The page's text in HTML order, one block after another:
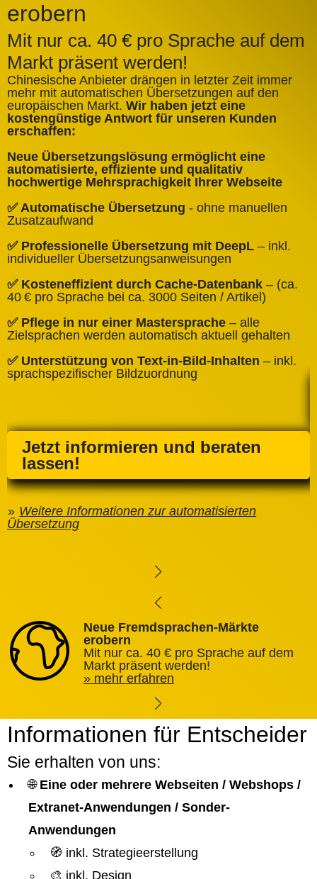
erobern
Mit nur ca. 40 € pro Sprache auf dem
Markt präsent werden!
Chinesische Anbieter drängen in letzter Zeit immer
mehr mit automatischen Übersetzungen auf den
europäischen Markt. Wir haben jetzt eine
kostengünstige Antwort für unseren Kunden
erschaffen:
Neue Übersetzungslösung ermöglicht eine
automatisierte, effiziente und qualitativ
hochwertige Mehrsprachigkeit Ihrer Webseite
✅ Automatische Übersetzung - ohne manuellen
Zusatzaufwand
✅ Professionelle Übersetzung mit DeepL – inkl.
individueller Übersetzungsanweisungen
✅ Kosteneffizient durch Cache‑Datenbank – (ca.
40 € pro Sprache bei ca. 3000 Seiten / Artikel)
✅ Pflege in nur einer Mastersprache – alle
Zielsprachen werden automatisch aktuell gehalten
✅ Unterstützung von Text‑in‑Bild‑Inhalten – inkl.
sprachspezifischer Bildzuordnung
Jetzt informieren und beraten
lassen!
Weitere Informationen zur automatisierten
Übersetzung
Neue Fremdsprachen-Märkte
erobern
Mit nur ca. 40 € pro Sprache auf dem
Markt präsent werden!
mehr erfahren
Informationen für Entscheider
Sie erhalten von uns:
🌐 Eine oder mehrere Webseiten / Webshops /
Extranet-Anwendungen / Sonder-
Anwendungen
🧭 inkl. Strategieerstellung
🎨 inkl. Design